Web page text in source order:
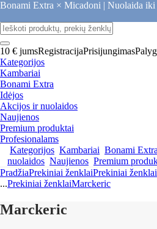
Bonami Extra × Micadoni | Nuolaida
10 € jumsRegistracijaPrisijungimas
Kategorijos
Kambariai
Bonami Extra
Idėjos
Akcijos ir nuolaidos
Naujienos
Premium produktai
Profesionalams
Kategorijos Kambariai Bonami Extra
nuolaidos Naujienos Premium
PradžiaPrekiniai ženklaiPrekiniai ženklai
...Prekiniai ženklaiMarckeric
Marckeric